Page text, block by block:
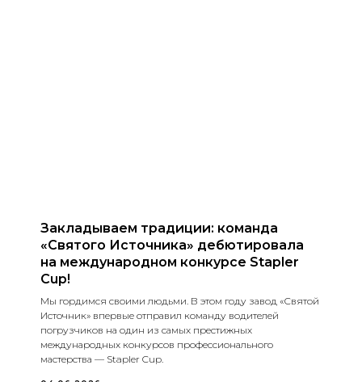
Закладываем традиции: команда
«Святого Источника» дебютировала
на международном конкурсе Stapler
Cup!
Мы гордимся своими людьми. В этом году завод «Святой
Источник» впервые отправил команду водителей
погрузчиков на один из самых престижных
международных конкурсов профессионального
мастерства — Stapler Cup.